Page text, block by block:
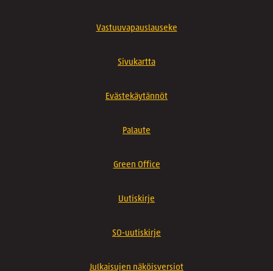
Vastuuvapauslauseke
Sivukartta
Evästekäytännöt
Palaute
Green Office
Uutiskirje
SO-uutiskirje
Julkaisujen näköisversiot